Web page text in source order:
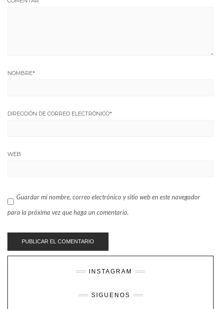
NOMBRE*
DIRECCIÓN DE CORREO ELECTRÓNICO*
WEB
Guardar mi nombre, correo electrónico y sitio web en este navegador
para la próxima vez que haga un comentario.
INSTAGRAM
SIGUENOS